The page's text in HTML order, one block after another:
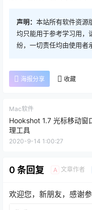
声明： 本站所有软件资源
均只能用于参考学习用，
纷，一切责任均由使用者
海报分享 收藏
Mac软件
Hookshot 1.7 光标移动窗
理工具
2020-9-14 1:00:27
0 条回复 A 文章作者
欢迎您，新朋友，感谢参